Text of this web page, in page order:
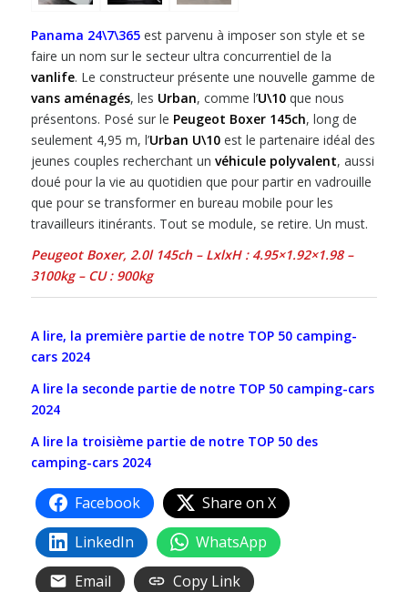
Panama 24\7\365est parvenu à imposer son style et se
faire un nom sur le secteur ultra concurrentiel de la
vanlife. Le constructeur présente une nouvelle gamme de
vans aménagés, les Urban, comme l’U\10que nous
présentons. Posé sur le Peugeot Boxer 145ch, long de
seulement 4,95 m, l’Urban U\10est le partenaire idéal des
jeunes couples recherchant un véhicule polyvalent, aussi
doué pour la vie au quotidien que pour partir en vadrouille
que pour se transformer en bureau mobile pour les
travailleurs itinérants. Tout se module, se retire. Un must.
Peugeot Boxer, 2.0l 145ch – LxlxH : 4.95×1.92×1.98 –
3100kg – CU : 900kg
A lire, la première partie de notre TOP 50 camping-
cars 2024
A lire la seconde partie de notre TOP 50 camping-cars
2024
A lire la troisième partie de notre TOP 50 des
camping-cars 2024
Facebook
Share on X
LinkedIn
WhatsApp
Email
Copy Link